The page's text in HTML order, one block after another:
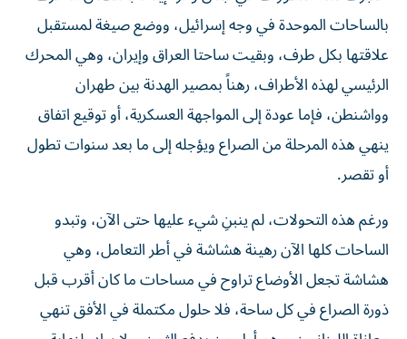
بالساحات الموحدة في وجه إسرائيل، ووضع صيغة لمستقبل
علاقتها بكل طرف، وبقيت ساحتا العراق وإيران، وهي المحرك
الرئيسي لهذه الأطراف، رهناً بمصير الهدنة بين طهران
وواشنطن، فإما عودة إلى المواجهة العسكرية، أو توقيع اتفاق
ينهي هذه المرحلة من الصراع ويؤجله إلى ما بعد سنوات تطول
أو تقصر.
ورغم هذه التحولات، لم ينبنِ شيء عليها حتى الآن، وتبدو
الساحات كلها الآن رهينة هشاشة في أطر التعامل، وهي
هشاشة تجعل الأوضاع تراوح في مساحات ما كان أقرب قبل
ذورة الصراع في كل ساحة، فلا حلول مكتملة في الأفق تنهي